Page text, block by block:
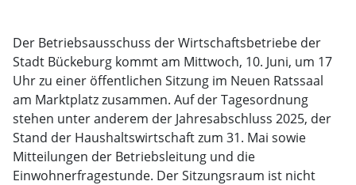
Der Betriebsausschuss der Wirtschaftsbetriebe der
Stadt Bückeburg kommt am Mittwoch, 10. Juni, um 17
Uhr zu einer öffentlichen Sitzung im Neuen Ratssaal
am Marktplatz zusammen. Auf der Tagesordnung
stehen unter anderem der Jahresabschluss 2025, der
Stand der Haushaltswirtschaft zum 31. Mai sowie
Mitteilungen der Betriebsleitung und die
Einwohnerfragestunde. Der Sitzungsraum ist nicht